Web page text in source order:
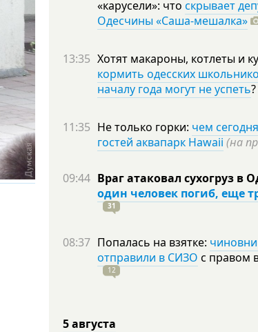
«карусели»: что скрывает
Одесчины «Саша-мешалка»
13:35 Хотят макароны, котлеты и
кормить одесских
началу года могут не успеть?
11:35 Не только горки: чем
гостей аквапарк Hawaii (на
09:44 Враг атаковал сухогруз в
один человек погиб, еще
31
08:37 Попалась на взятке:
отправили в СИЗО с правом
12
5 августа